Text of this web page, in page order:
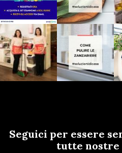
Seguici per essere
tutte nostre